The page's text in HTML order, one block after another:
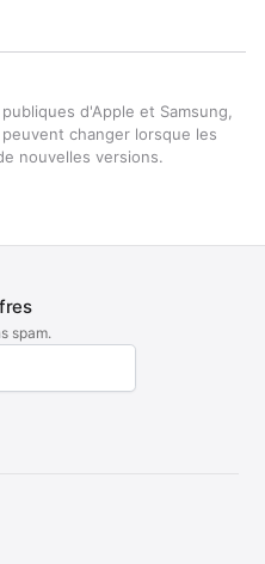
d'Apple et Samsung,
changer lorsque les
nouvelles versions.
spam.